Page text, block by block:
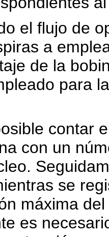
el flujo de
a
de la
para
contar
con un
se
máxima
es